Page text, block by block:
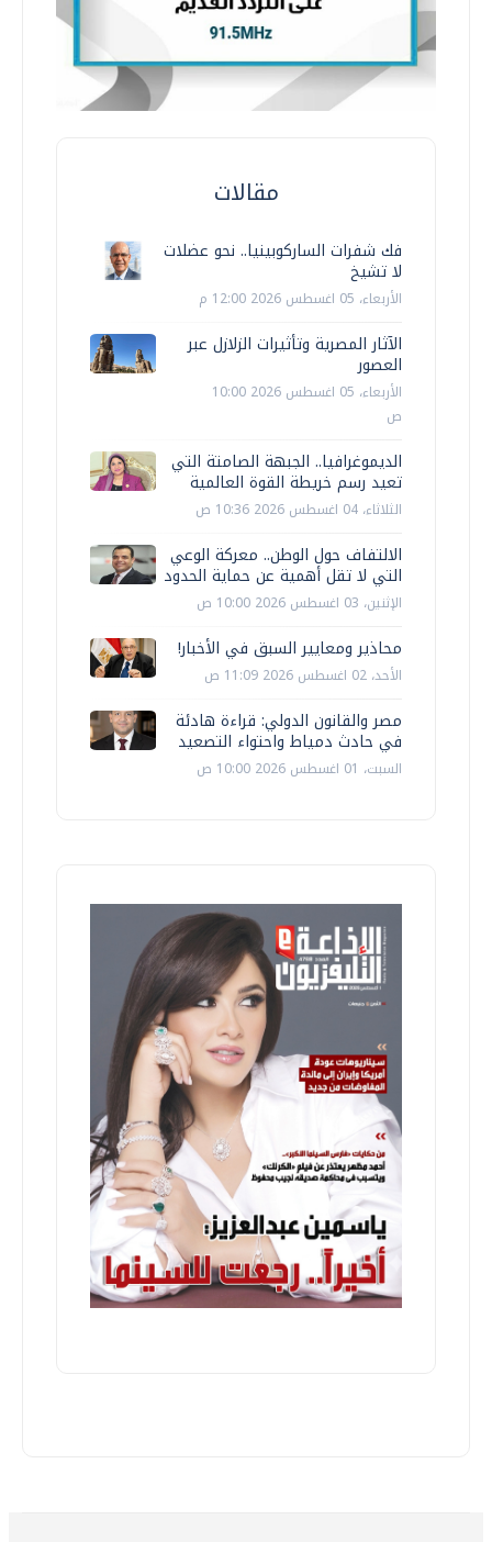
مقالات
فك شفرات الساركوبينيا.. نحو عضلات
لا تشيخ
الأربعاء، 05 اغسطس 2026 12:00 م
الآثار المصرية وتأثيرات الزلازل عبر
العصور
الأربعاء، 05 اغسطس 2026 10:00
ص
الديموغرافيا.. الجبهة الصامتة التي
تعيد رسم خريطة القوة العالمية
الثلاثاء، 04 اغسطس 2026 10:36 ص
الالتفاف حول الوطن.. معركة الوعي
التي لا تقل أهمية عن حماية الحدود
الإثنين، 03 اغسطس 2026 10:00 ص
محاذير ومعايير السبق في الأخبار!
الأحد، 02 اغسطس 2026 11:09 ص
مصر والقانون الدولي: قراءة هادئة
في حادث دمياط واحتواء التصعيد
السبت، 01 اغسطس 2026 10:00 ص